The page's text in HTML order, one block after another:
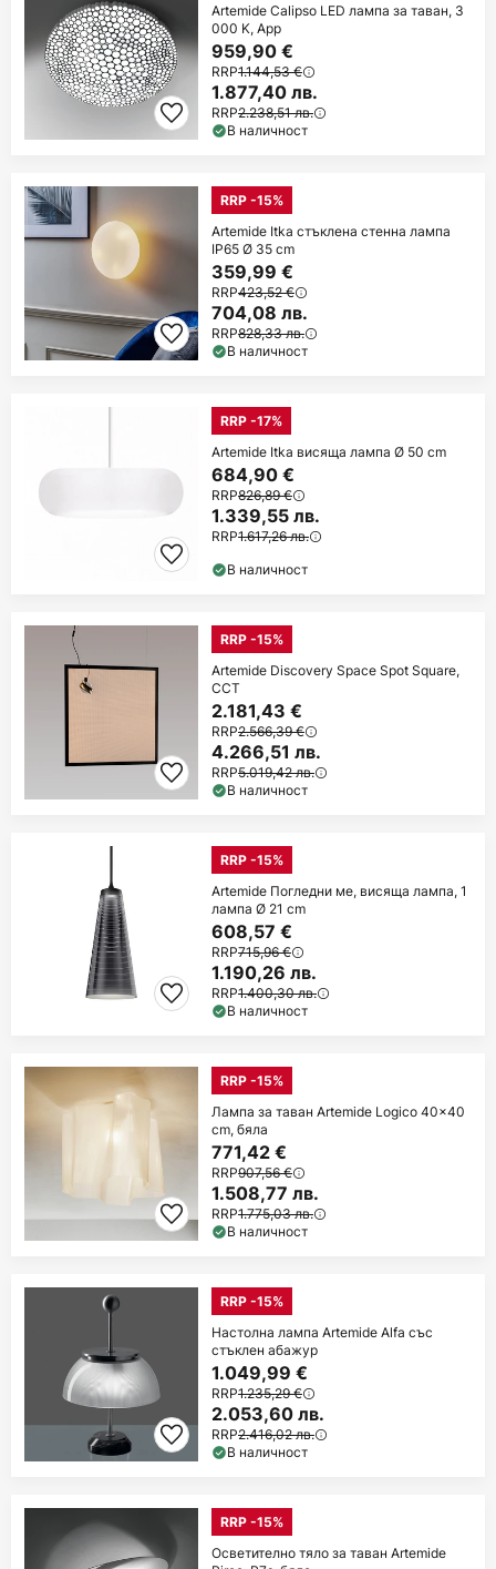
Artemide Calipso LED лампа за таван, 3
000 K, App
959,90 €
RRP1.144,53 €
1.877,40 лв.
RRP2.238,51 лв.
В наличност
RRP -15%
Artemide Itka стъклена стенна лампа
IP65 Ø 35 cm
359,99 €
RRP423,52 €
704,08 лв.
RRP828,33 лв.
В наличност
RRP -17%
Artemide Itka висяща лампа Ø 50 cm
684,90 €
RRP826,89 €
1.339,55 лв.
RRP1.617,26 лв.
В наличност
RRP -15%
Artemide Discovery Space Spot Square,
CCT
2.181,43 €
RRP2.566,39 €
4.266,51 лв.
RRP5.019,42 лв.
В наличност
RRP -15%
Artemide Погледни ме, висяща лампа, 1
лампа Ø 21 cm
608,57 €
RRP715,96 €
1.190,26 лв.
RRP1.400,30 лв.
В наличност
RRP -15%
Лампа за таван Artemide Logico 40x40
cm, бяла
771,42 €
RRP907,56 €
1.508,77 лв.
RRP1.775,03 лв.
В наличност
RRP -15%
Настолна лампа Artemide Alfa със
стъклен абажур
1.049,99 €
RRP1.235,29 €
2.053,60 лв.
RRP2.416,02 лв.
В наличност
RRP -15%
Осветително тяло за таван Artemide